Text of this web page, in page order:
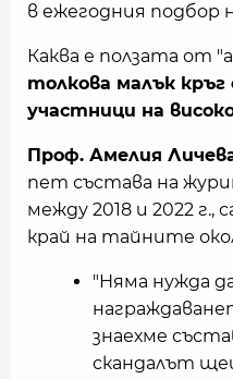
в ежегодния подбор
Каква е ползата от
толкова малък
участници на
Проф. Амелия
пет състава на
между 2018 и 2022 г.,
край на тайните
"Няма нужда
знаехме
скандалът